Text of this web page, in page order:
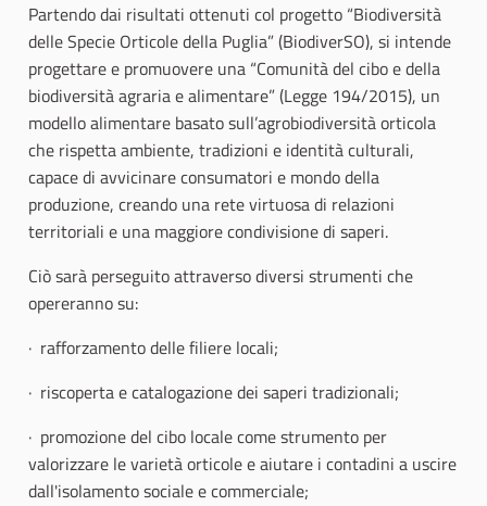
Partendo dai risultati ottenuti col progetto “Biodiversità
delle Specie Orticole della Puglia” (BiodiverSO), si intende
progettare e promuovere una “Comunità del cibo e della
biodiversità agraria e alimentare” (Legge 194/2015), un
modello alimentare basato sull’agrobiodiversità orticola
che rispetta ambiente, tradizioni e identità culturali,
capace di avvicinare consumatori e mondo della
produzione, creando una rete virtuosa di relazioni
territoriali e una maggiore condivisione di saperi.
Ciò sarà perseguito attraverso diversi strumenti che
opereranno su:
· rafforzamento delle filiere locali;
· riscoperta e catalogazione dei saperi tradizionali;
· promozione del cibo locale come strumento per
valorizzare le varietà orticole e aiutare i contadini a uscire
dall'isolamento sociale e commerciale;